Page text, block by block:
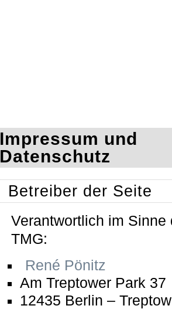
Impressum und
Datenschutz
Betreiber der Seite
Verantwortlich im Sinne
TMG:
René Pönitz
Am Treptower Park 37
12435 Berlin – Treptow